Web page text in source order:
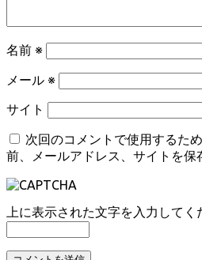
名前 ※
メール ※
サイト
次回のコメントで使用するた
前、メールアドレス、サイトを保
上に表示された文字を入力してく
コ